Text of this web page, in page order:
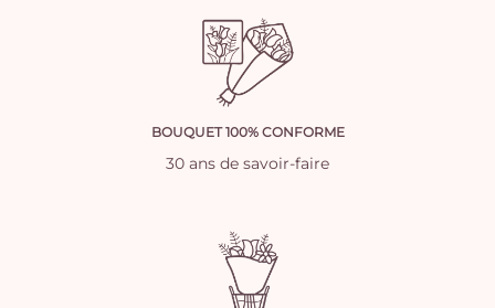
BOUQUET 100% CONFORME
30 ans de savoir-faire